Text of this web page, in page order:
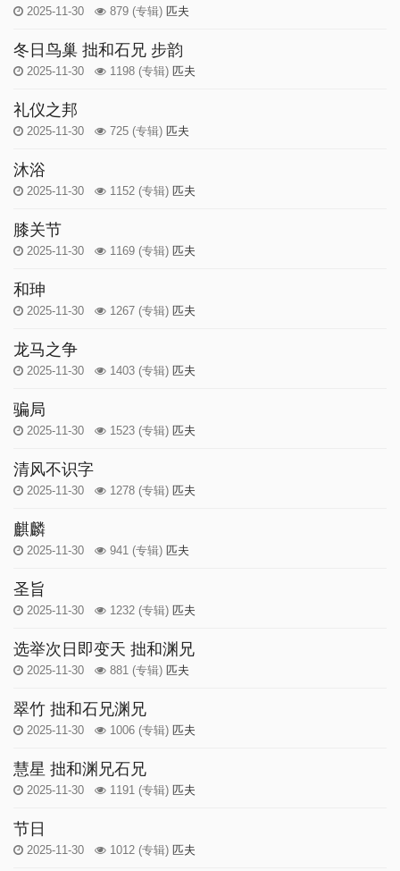
2025-11-30 879 (专辑) 匹夫
冬日鸟巢 拙和石兄 步韵
2025-11-30 1198 (专辑) 匹夫
礼仪之邦
2025-11-30 725 (专辑) 匹夫
沐浴
2025-11-30 1152 (专辑) 匹夫
膝关节
2025-11-30 1169 (专辑) 匹夫
和珅
2025-11-30 1267 (专辑) 匹夫
龙马之争
2025-11-30 1403 (专辑) 匹夫
骗局
2025-11-30 1523 (专辑) 匹夫
清风不识字
2025-11-30 1278 (专辑) 匹夫
麒麟
2025-11-30 941 (专辑) 匹夫
圣旨
2025-11-30 1232 (专辑) 匹夫
选举次日即变天 拙和渊兄
2025-11-30 881 (专辑) 匹夫
翠竹 拙和石兄渊兄
2025-11-30 1006 (专辑) 匹夫
慧星 拙和渊兄石兄
2025-11-30 1191 (专辑) 匹夫
节日
2025-11-30 1012 (专辑) 匹夫